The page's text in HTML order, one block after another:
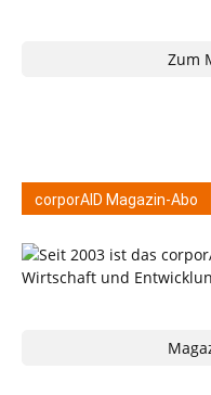
Zum
corporAID Magazin-Abo